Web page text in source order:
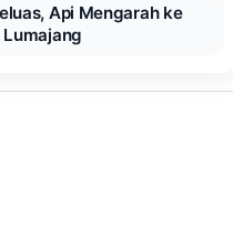
Api Mengarah ke